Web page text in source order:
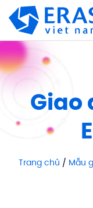
qua
dung
Giao
Trang chủ / Mẫu